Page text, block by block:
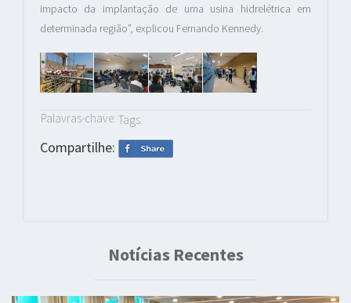
impacto da implantação de uma usina hidrelétrica em
determinada região”, explicou Fernando Kennedy.
Palavras-chave: Tags:
Compartilhe:
Notícias Recentes